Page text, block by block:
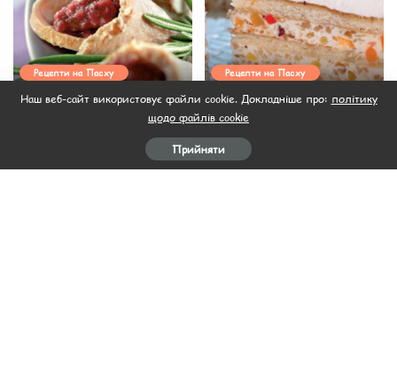
Рецепти на Пасху
Конвертики зі свинини З
Рецепти на Пасху
Касата
Наш веб-сайт використовує файли cookie. Докладніше про: політику
щодо файлів cookie
Прийняти